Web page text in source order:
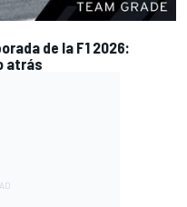
de la F1 2026:
atrás